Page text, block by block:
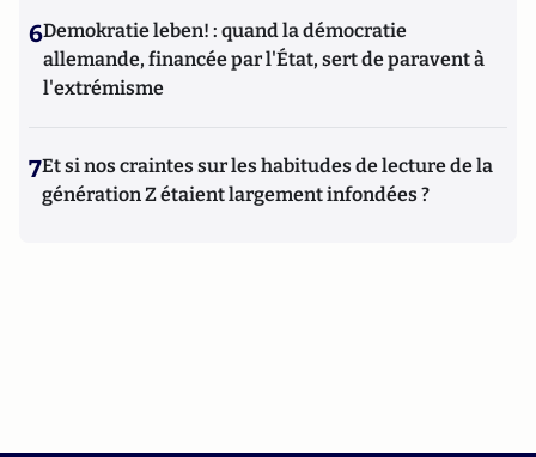
6Demokratie leben! : quand la démocratie
allemande, financée par l'État, sert de paravent à
l'extrémisme
7Et si nos craintes sur les habitudes de lecture de la
génération Z étaient largement infondées ?